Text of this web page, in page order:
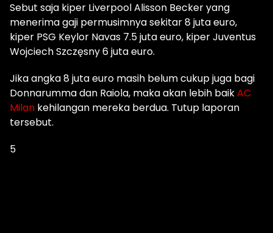
Sebut saja kiper Liverpool Alisson Becker yang
menerima gaji permusimnya sekitar 8 juta euro,
kiper PSG Keylor Navas 7.5 juta euro, kiper Juventus
Wojciech Szczęsny 6 juta euro.
Jika angka 8 juta euro masih belum cukup juga bagi
Donnarumma dan Raiola, maka akan lebih baikAC
Milan kehilangan mereka berdua. Tutup laporan
tersebut.
5